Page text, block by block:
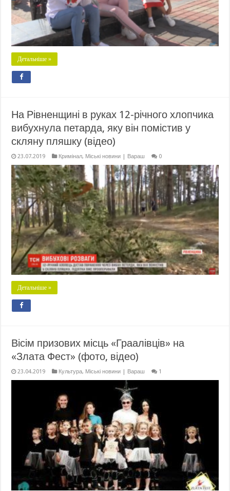
Детальніше »
На Рівненщині в руках 12-річного хлопчика
вибухнула петарда, яку він помістив у
скляну пляшку (відео)
23.07.2019 Кримінал, Міські новини | Вараш 0
Детальніше »
Вісім призових місць «Граалівців» на
«Злата Фест» (фото, відео)
23.04.2019 Культура, Міські новини | Вараш 1